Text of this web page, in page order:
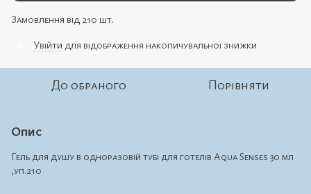
Замовлення від 210 шт.
Увійти для відображення накопичувальної знижки
До обраного Порівняти
Опис
Гель для душу в одноразовій тубі для готелів Aqua Senses 30 мл
,уп.210